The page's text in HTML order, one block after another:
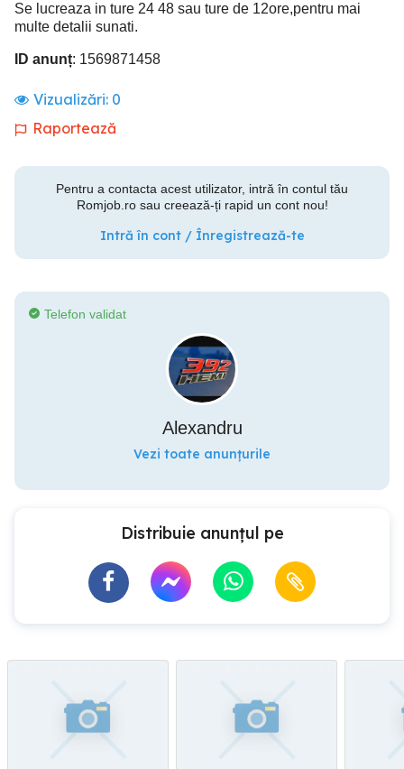
Se lucreaza in ture 24 48 sau ture de 12ore,pentru mai
multe detalii sunati.
ID anunț: 1569871458
Vizualizări: 0
Raportează
Pentru a contacta acest utilizator, intră în contul tău
Romjob.ro sau creează-ți rapid un cont nou!
Intră în cont / Înregistrează-te
Telefon validat
Alexandru
Vezi toate anunțurile
Distribuie anunțul pe